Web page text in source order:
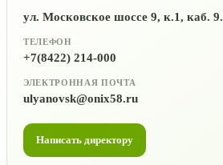
ул. Московское шоссе 9, к.1, каб. 9.
ТЕЛЕФОН
+7(8422) 214-000
ЭЛЕКТРОННАЯ ПОЧТА
ulyanovsk@onix58.ru
Написать директору